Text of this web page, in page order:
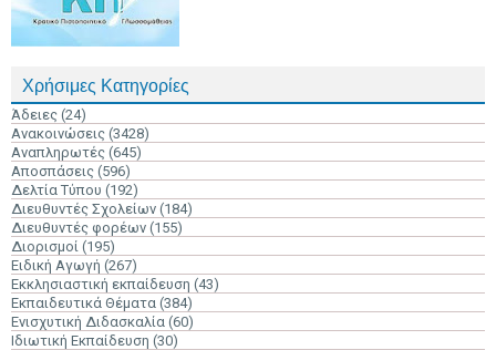
Χρήσιμες Κατηγορίες
Άδειες (24)
Ανακοινώσεις (3428)
Αναπληρωτές (645)
Αποσπάσεις (596)
Δελτία Τύπου (192)
Διευθυντές Σχολείων (184)
Διευθυντές φορέων (155)
Διορισμοί (195)
Ειδική Αγωγή (267)
Εκκλησιαστική εκπαίδευση (43)
Εκπαιδευτικά Θέματα (384)
Ενισχυτική Διδασκαλία (60)
Ιδιωτική Εκπαίδευση (30)